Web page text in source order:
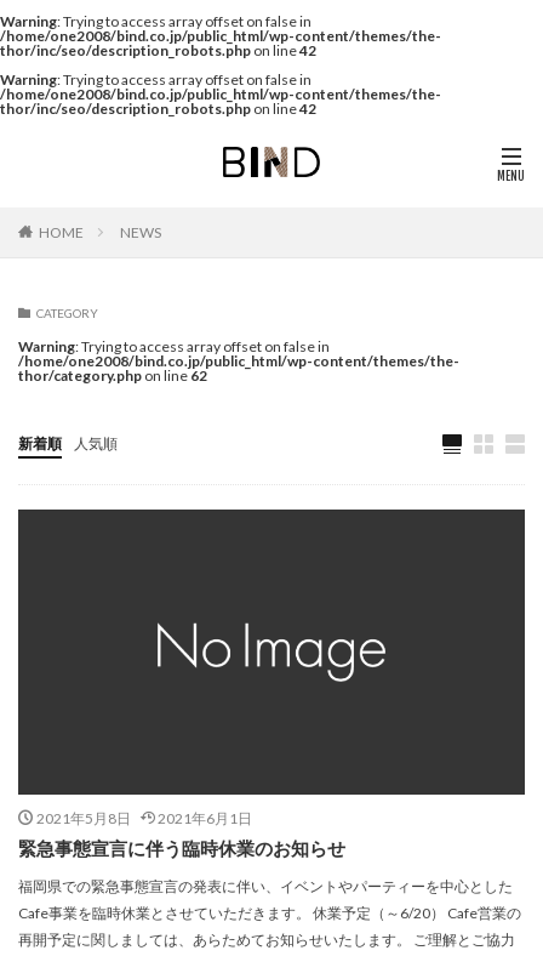
Warning: Trying to access array offset on false in
/home/one2008/bind.co.jp/public_html/wp-content/themes/the-
thor/inc/seo/description_robots.php on line42
Warning: Trying to access array offset on false in
/home/one2008/bind.co.jp/public_html/wp-content/themes/the-
thor/inc/seo/description_robots.php on line42
HOME NEWS
CATEGORY
Warning: Trying to access array offset on false in
/home/one2008/bind.co.jp/public_html/wp-content/themes/the-
thor/category.php on line 62
新着順 人気順
2021年5月8日 2021年6月1日
緊急事態宣言に伴う臨時休業のお知らせ
福岡県での緊急事態宣言の発表に伴い、イベントやパーティーを中心とした
Cafe事業を臨時休業とさせていただきます。 休業予定（～6/20） Cafe営業の
再開予定に関しましては、あらためてお知らせいたします。 ご理解とご協力